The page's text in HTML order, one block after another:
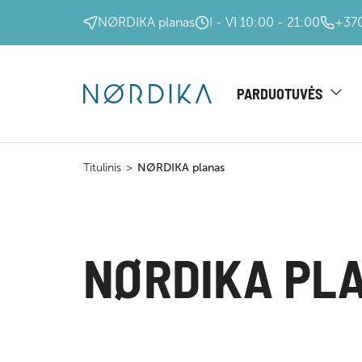
NØRDIKA planas I - VI 10:00 - 21:00
PARDUOTUVĖS
Titulinis > NØRDIKA planas
NØRDIKA